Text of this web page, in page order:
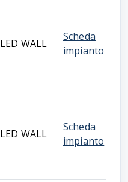
LED WALL
Scheda
impianto
LED WALL
Scheda
impianto